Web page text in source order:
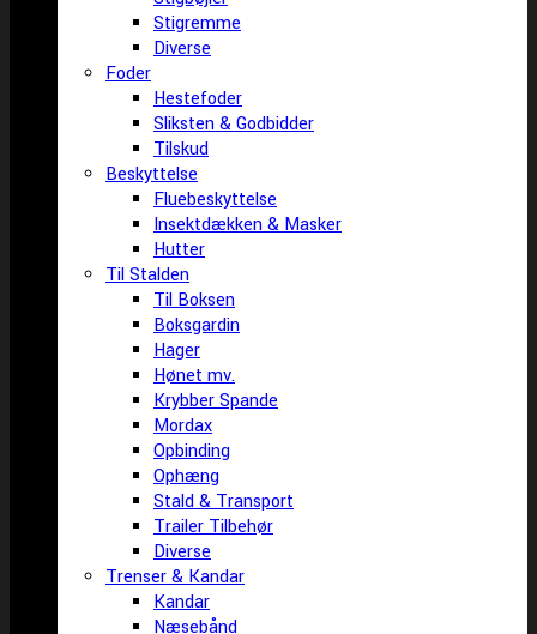
Stigremme
Diverse
Foder
Hestefoder
Sliksten & Godbidder
Tilskud
Beskyttelse
Fluebeskyttelse
Insektdækken & Masker
Hutter
Til Stalden
Til Boksen
Boksgardin
Hager
Hønet mv.
Krybber Spande
Mordax
Opbinding
Ophæng
Stald & Transport
Trailer Tilbehør
Diverse
Trenser & Kandar
Kandar
Næsebånd